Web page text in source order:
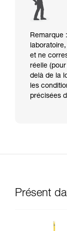
Remarque
et ne
réelle
delà de la
les
précisées
Présent